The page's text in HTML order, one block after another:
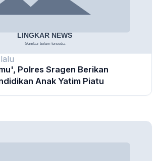
Polres Sragen Berikan
Anak Yatim Piatu